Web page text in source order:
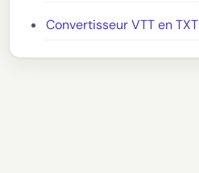
Convertisseur VTT en TXT